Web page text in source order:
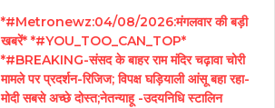
*#Metronewz:04/08/2026:मंगलवार की बड़ी
खबरें* *#YOU_TOO_CAN_TOP*
*#BREAKING-संसद के बाहर राम मंदिर चढ़ावा चोरी
मामले पर प्रदर्शन-रिजिज; विपक्ष घड़ियाली आंसू बहा रहा-
मोदी सबसे अच्छे दोस्त;नेतन्याहू -उदयनिधि स्टालिन